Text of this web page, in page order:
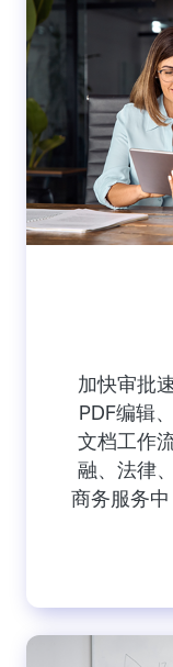
加快审批
PDF编辑
文档工作
融、法律
商务服务